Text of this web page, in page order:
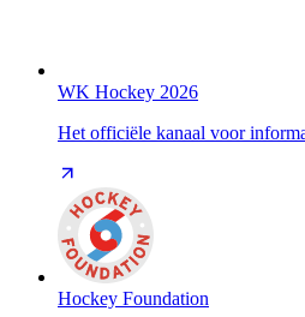
WK Hockey 2026
Het officiële kanaal voor
Hockey Foundation